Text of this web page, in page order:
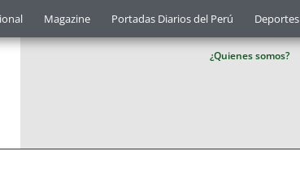
Magazine Portadas Diarios del Perú Deportes
¿Quienes somos?